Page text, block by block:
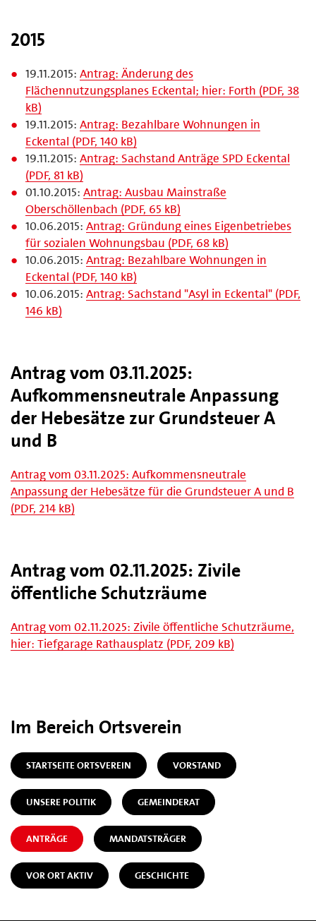
2015
19.11.2015:Antrag: Änderung des
Flächennutzungsplanes Eckental; hier: Forth (PDF, 38
kB)
19.11.2015:Antrag: Bezahlbare Wohnungen in
Eckental (PDF, 140 kB)
19.11.2015:Antrag: Sachstand Anträge SPD Eckental
(PDF, 81 kB)
01.10.2015:Antrag: Ausbau Mainstraße
Oberschöllenbach (PDF, 65 kB)
10.06.2015:Antrag: Gründung eines Eigenbetriebes
für sozialen Wohnungsbau (PDF, 68 kB)
10.06.2015:Antrag: Bezahlbare Wohnungen in
Eckental (PDF, 140 kB)
10.06.2015:Antrag: Sachstand "Asyl in Eckental" (PDF,
146 kB)
Antrag vom 03.11.2025:
Aufkommensneutrale Anpassung
der Hebesätze zur Grundsteuer A
und B
Antrag vom 03.11.2025: Aufkommensneutrale
Anpassung der Hebesätze für die Grundsteuer A und B
(PDF, 214 kB)
Antrag vom 02.11.2025: Zivile
öffentliche Schutzräume
Antrag vom 02.11.2025: Zivile öffentliche Schutzräume,
hier: Tiefgarage Rathausplatz (PDF, 209 kB)
Im Bereich Ortsverein
STARTSEITE ORTSVEREIN VORSTAND
UNSERE POLITIK GEMEINDERAT
ANTRÄGE MANDATSTRÄGER
VOR ORT AKTIV GESCHICHTE